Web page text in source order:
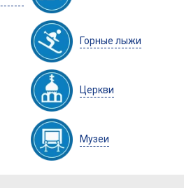
Горные лыжи
Церкви
Музеи